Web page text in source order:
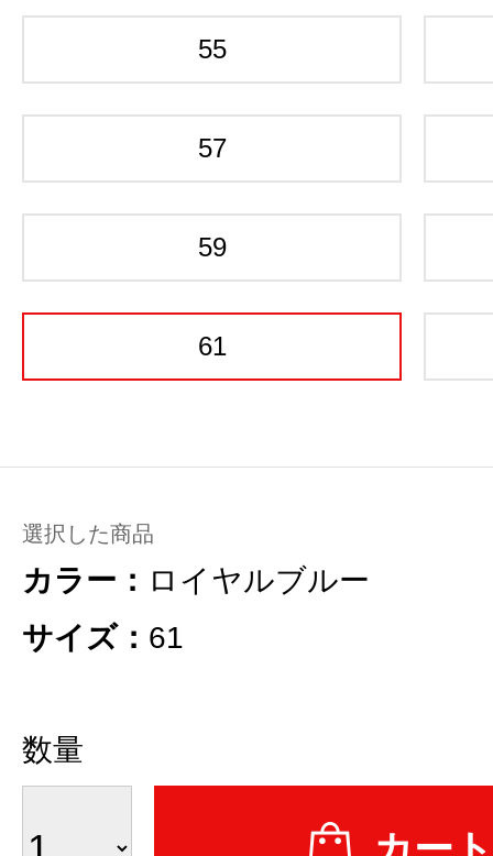
55
57
59
61
選択した商品
カラー： ロイヤルブルー
サイズ： 61
数量